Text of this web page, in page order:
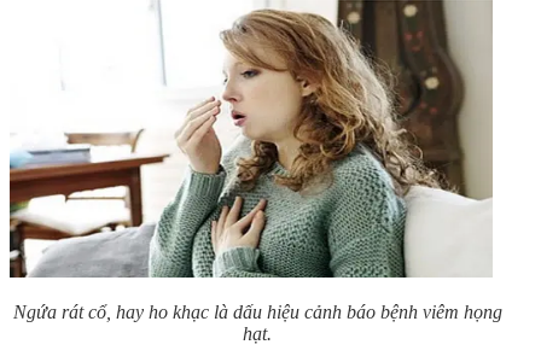
Ngứa rát cổ, hay ho khạc là dấu hiệu cảnh báo bệnh viêm họng
hạt.